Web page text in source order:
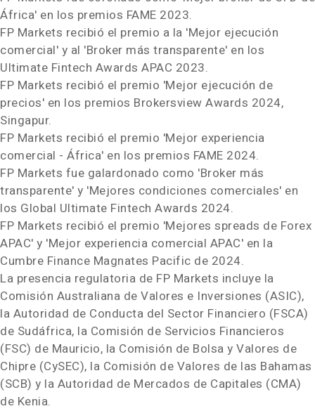
África' en los premios FAME 2023.
FP Markets recibió el premio a la 'Mejor ejecución
comercial' y al 'Broker más transparente' en los
Ultimate Fintech Awards APAC 2023.
FP Markets recibió el premio 'Mejor ejecución de
precios' en los premios Brokersview Awards 2024,
Singapur.
FP Markets recibió el premio 'Mejor experiencia
comercial - África' en los premios FAME 2024.
FP Markets fue galardonado como 'Broker más
transparente' y 'Mejores condiciones comerciales' en
los Global Ultimate Fintech Awards 2024.
FP Markets recibió el premio 'Mejores spreads de Forex
APAC' y 'Mejor experiencia comercial APAC' en la
Cumbre Finance Magnates Pacific de 2024.
La presencia regulatoria de FP Markets incluye la
Comisión Australiana de Valores e Inversiones (ASIC),
la Autoridad de Conducta del Sector Financiero (FSCA)
de Sudáfrica, la Comisión de Servicios Financieros
(FSC) de Mauricio, la Comisión de Bolsa y Valores de
Chipre (CySEC), la Comisión de Valores de las Bahamas
(SCB) y la Autoridad de Mercados de Capitales (CMA)
de Kenia.